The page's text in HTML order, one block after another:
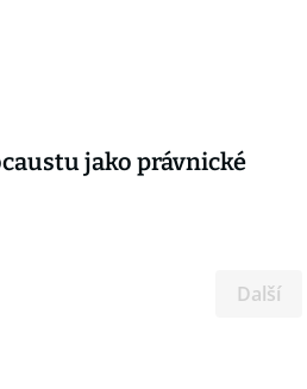
jako právnické
Další